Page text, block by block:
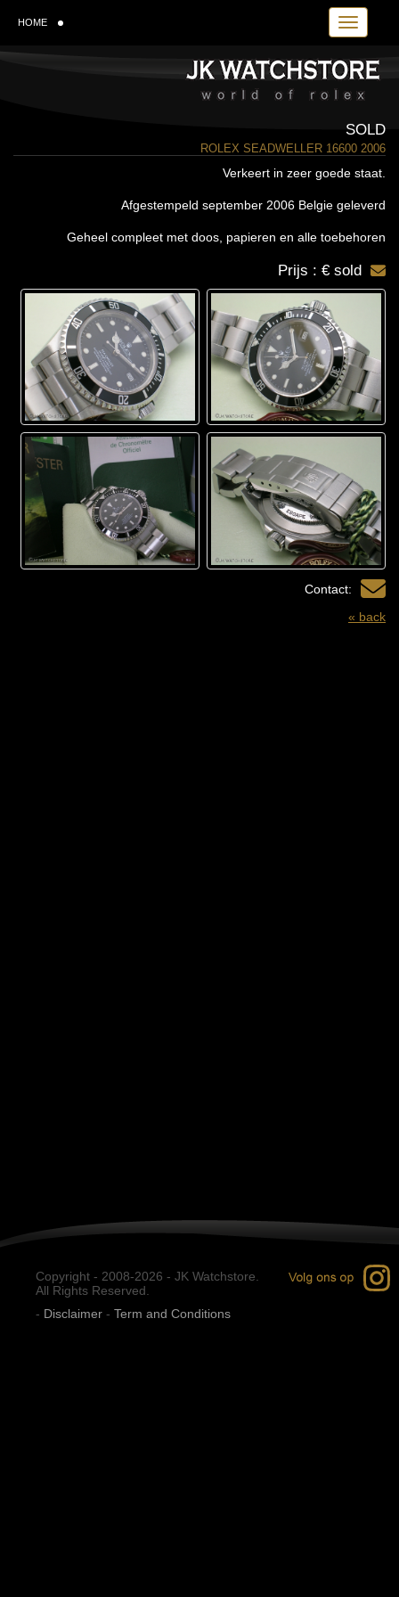
Toggle
HOME
SOLD
ROLEX SEADWELLER 16600 2006
Verkeert in zeer goede staat.
Afgestempeld september 2006 Belgie geleverd
Geheel compleet met doos, papieren en alle toebehoren
Prijs : € sold
Contact:
« back
Copyright - 2008-2026 - JK Watchstore.
All Rights Reserved.
- Disclaimer - Term and Conditions